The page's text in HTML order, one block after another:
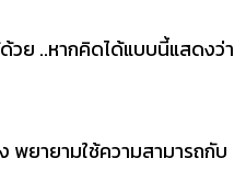
วย ..หากคิดได้แบบนี้แสดงว่า
พยายามใช้ความสามารถกับ